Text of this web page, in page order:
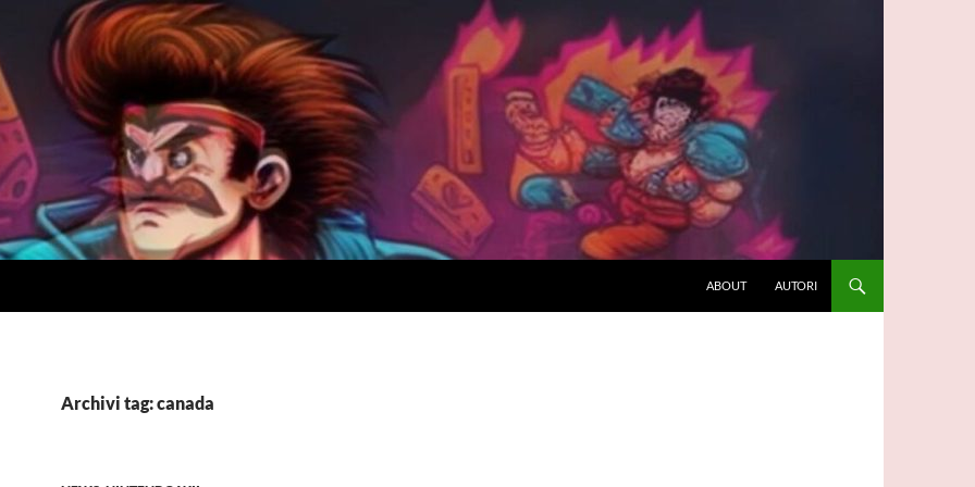
ABOUT AUTORI
Archivi tag: canada